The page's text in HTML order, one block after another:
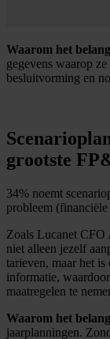
Waarom het
gegevens waarop
besluitvorming en
grootste
34% noemt
probleem
Zoals Lucanet CFO
niet alleen jezelf
tarieven, maar het
informatie,
maatregelen te
Waarom het
jaarplanningen.